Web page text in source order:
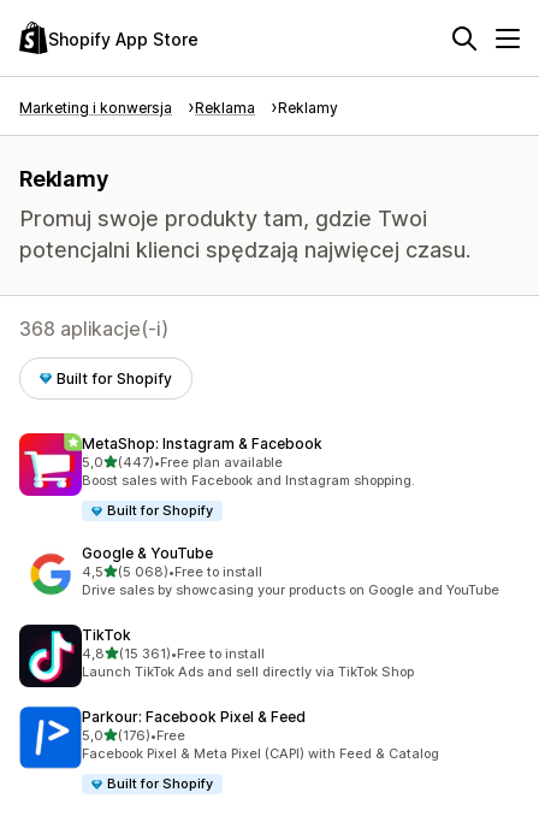
Shopify App Store
Marketing i konwersja Reklama Reklamy
Reklamy
Promuj swoje produkty tam, gdzie Twoi
potencjalni klienci spędzają najwięcej czasu.
368 aplikacje(-i)
Built for Shopify
MetaShop: Instagram & Facebook
5,0na 5 gwiazdek
(447)
Łączna liczba recenzji: 447
•Free plan available
Boost sales with Facebook and Instagram shopping.
Built for Shopify
Google & YouTube
4,5na 5 gwiazdek
(5 068)
Łączna liczba recenzji: 5068
•Free to install
Drive sales by showcasing your products on Google and YouTube
TikTok
4,8na 5 gwiazdek
(15 361)
Łączna liczba recenzji: 15361
•Free to install
Launch TikTok Ads and sell directly via TikTok Shop
Parkour: Facebook Pixel & Feed
5,0na 5 gwiazdek
(176)
Łączna liczba recenzji: 176
•Free
Facebook Pixel & Meta Pixel (CAPI) with Feed & Catalog
Built for Shopify